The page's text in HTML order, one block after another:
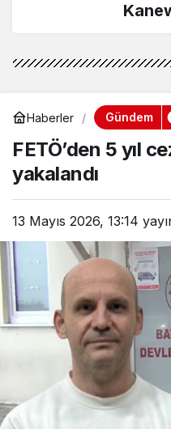
Haberler Gündem
FETÖ’den 5 yıl
yakalandı
13 Mayıs 2026, 13:14